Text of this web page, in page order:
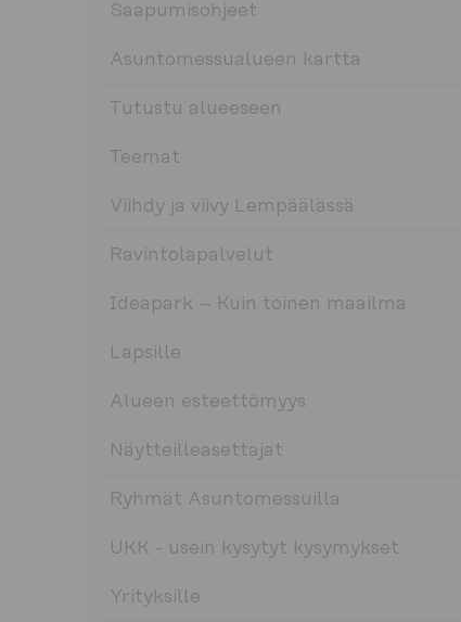
Saapumisohjeet
Asuntomessualueen kartta
Tutustu alueeseen
Teemat
Viihdy ja viivy Lempäälässä
Ravintolapalvelut
Ideapark – Kuin toinen maailma
Lapsille
Alueen esteettömyys
Näytteilleasettajat
Ryhmät Asuntomessuilla
UKK - usein kysytyt kysymykset
Yrityksille